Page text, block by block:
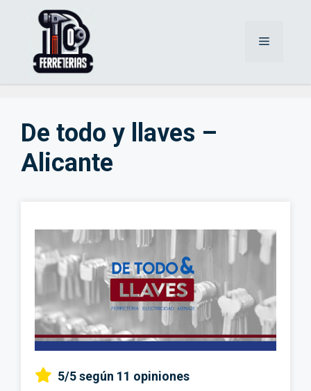
Menú
De todo y llaves –
Alicante
5/5según 11 opiniones